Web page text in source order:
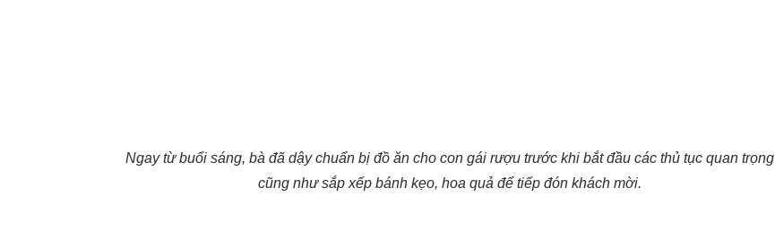
Ngay từ buổi sáng, bà đã dậy chuẩn bị đồ ăn cho con gái rượu trước khi bắt đầu các thủ tục quan trọng
cũng như sắp xếp bánh kẹo, hoa quả để tiếp đón khách mời.